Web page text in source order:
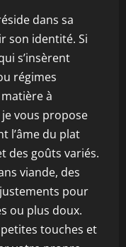
dans sa
son identité. Si
s’insèrent
régimes
à
vous propose
l’âme du plat
des goûts variés.
viande, des
pour
ou plus doux.
touches et